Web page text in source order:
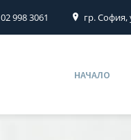
02 998 3061 гр. София,
НАЧАЛО